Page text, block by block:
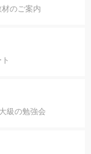
のご案内
級の勉強会